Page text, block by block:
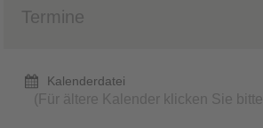
Termine
Kalenderdatei
(Für ältere Kalender klicken Sie bitte